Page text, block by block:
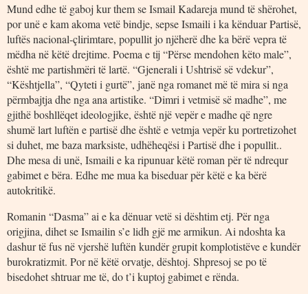
Mund edhe të gaboj kur them se Ismail Kadareja mund të shërohet,
por unë e kam akoma vetë bindje, sepse Ismaili i ka kënduar Partisë,
luftës nacional-çlirimtare, popullit jo njëherë dhe ka bërë vepra të
mëdha në këtë drejtime. Poema e tij “Përse mendohen këto male”,
është me partishmëri të lartë. “Gjenerali i Ushtrisë së vdekur”,
“Kështjella”, “Qyteti i gurtë”, janë nga romanet më të mira si nga
përmbajtja dhe nga ana artistike. “Dimri i vetmisë së madhe”, me
gjithë boshllëqet ideologjike, është një vepër e madhe që ngre
shumë lart luftën e partisë dhe është e vetmja vepër ku portretizohet
si duhet, me baza marksiste, udhëheqësi i Partisë dhe i popullit..
Dhe mesa di unë, Ismaili e ka ripunuar këtë roman për të ndrequr
gabimet e bëra. Edhe me mua ka biseduar për këtë e ka bërë
autokritikë.
Romanin “Dasma” ai e ka dënuar vetë si dështim etj. Për nga
origjina, dihet se Ismailin s’e lidh gjë me armikun. Ai ndoshta ka
dashur të fus në vjershë luftën kundër grupit komplotistëve e kundër
burokratizmit. Por në këtë orvatje, dështoj. Shpresoj se po të
bisedohet shtruar me të, do t’i kuptoj gabimet e rënda.